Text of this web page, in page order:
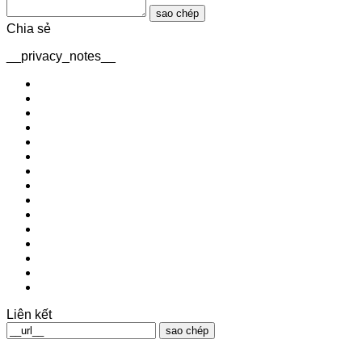
sao chép
Chia sẻ
__privacy_notes__
Liên kết
sao chép